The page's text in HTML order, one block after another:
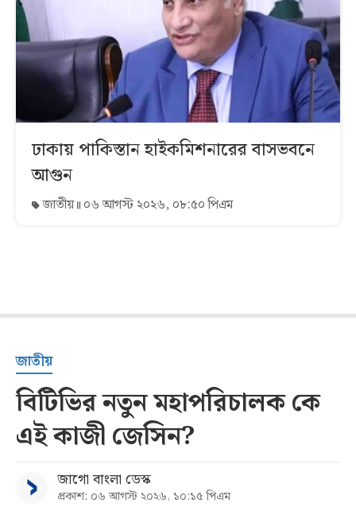
ঢাকায় পাকিস্তান হাইকমিশনারের বাসভবনে
আগুন
জাতীয় ০৬ আগস্ট ২০২৬, ০৮:৫০ পিএম
জাতীয়
বিটিভির নতুন মহাপরিচালক কে
এই কাজী জেসিন?
জাগো বাংলা ডেস্ক
প্রকাশ: ০৬ আগস্ট ২০২৬, ১০:১৫ পিএম